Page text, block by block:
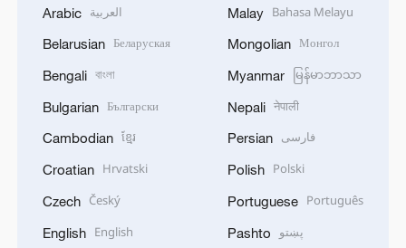
Arabic العربية
Belarusian Беларуская
Bengali বাংলা
Bulgarian Български
Cambodian ខ្មែរ
Croatian Hrvatski
Czech Český
English English
Malay Bahasa Melayu
Mongolian Монгол
Myanmar မြန်မာဘာသာ
Nepali नेपाली
Persian فارسی
Polish Polski
Portuguese Português
Pashto پښتو